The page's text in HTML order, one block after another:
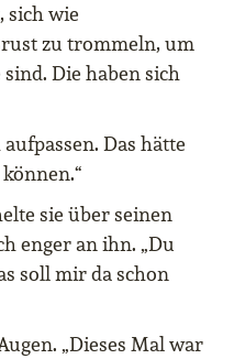
sich wie
zu trommeln, um
Die haben sich
Das hätte
sie über seinen
enger an ihn. „Du
soll mir da schon
„Dieses Mal war